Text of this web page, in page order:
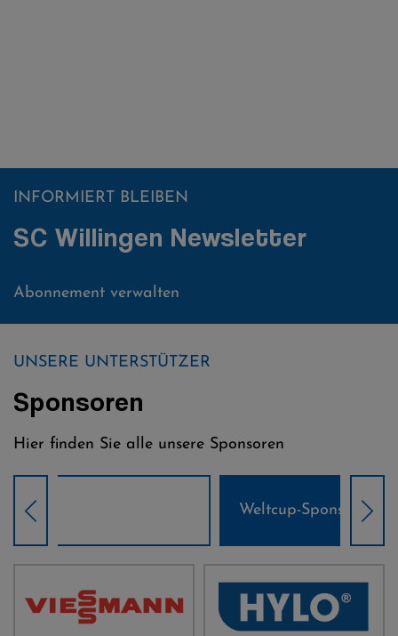
INFORMIERT BLEIBEN
SC Willingen Newsletter
Abonnement verwalten
UNSERE UNTERSTÜTZER
Sponsoren
Hier finden Sie alle unsere Sponsoren
Weltcup-Sponsoren Damen